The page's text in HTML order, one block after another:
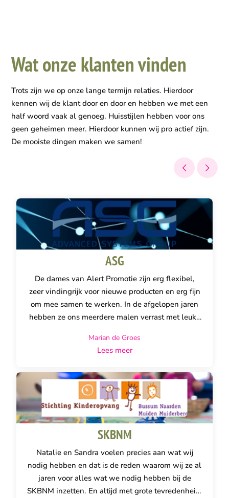
Wat onze klanten vinden
Trots zijn we op onze lange termijn relaties. Hierdoor
kennen wij de klant door en door en hebben we met een
half woord vaak al genoeg. Huisstijlen hebben voor ons
geen geheimen meer. Hierdoor kunnen wij pro actief zijn.
De mooiste dingen maken we samen!
ASG
De dames van Alert Promotie zijn erg flexibel,
zeer vindingrijk voor nieuwe producten en erg fijn
om mee samen te werken. In de afgelopen jaren
hebben ze ons meerdere malen verrast met leuke
Marian de Groes
Lees meer
SKBNM
Natalie en Sandra voelen precies aan wat wij
nodig hebben en dat is de reden waarom wij ze al
jaren voor alles wat we nodig hebben bij de
SKBNM inzetten. En altijd met grote tevredenheid.